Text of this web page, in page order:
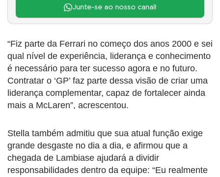
Junte-se ao nosso canal!
“Fiz parte da Ferrari no começo dos anos 2000 e sei
qual nível de experiência, liderança e conhecimento
é necessário para ter sucesso agora e no futuro.
Contratar o ‘GP’ faz parte dessa visão de criar uma
liderança complementar, capaz de fortalecer ainda
mais a McLaren”, acrescentou.
Stella também admitiu que sua atual função exige
grande desgaste no dia a dia, e afirmou que a
chegada de Lambiase ajudará a dividir
responsabilidades dentro da equipe: “Eu realmente